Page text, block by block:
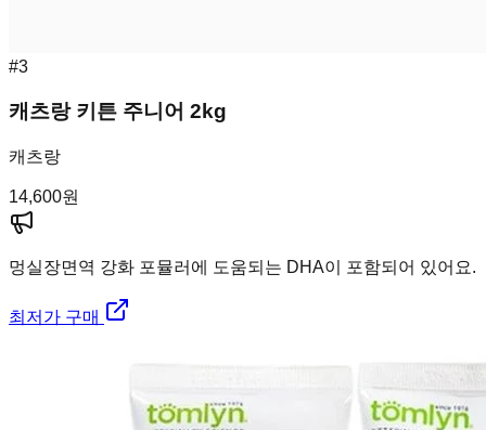
#3
캐츠랑 키튼 주니어 2kg
캐츠랑
14,600원
멍실장면역 강화 포뮬러에 도움되는 DHA이 포함되어 있어요.
최저가 구매